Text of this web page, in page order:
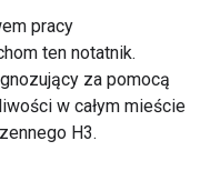
pracy
ten notatnik.
za pomocą
w całym mieście
H3.